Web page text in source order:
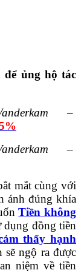
để ủng hộ tác
Vanderkam–
Vanderkam–
mắt cùng với
ánh đúng khía
Tiền không
dụng đồng tiền
thấy hạnh
sẽ ngộ ra được
niệm về tiền